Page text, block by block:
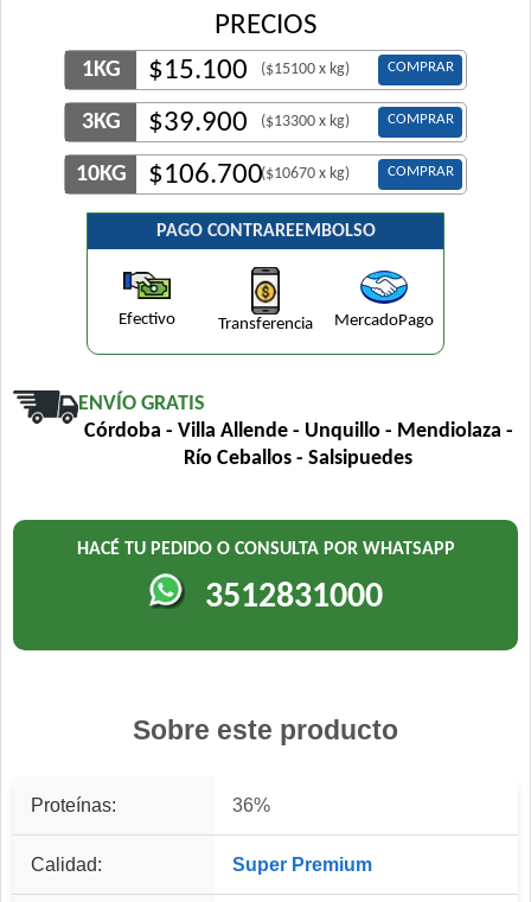
PRECIOS
1KG $15.100 ($15100 x kg) COMPRAR
3KG $39.900 ($13300 x kg) COMPRAR
10KG $106.700($10670 x kg) COMPRAR
PAGO CONTRAREEMBOLSO
Efectivo Transferencia MercadoPago
ENVÍO GRATIS
Córdoba - Villa Allende - Unquillo - Mendiolaza -
Río Ceballos - Salsipuedes
HACÉ TU PEDIDO O CONSULTA POR WHATSAPP
3512831000
Sobre este producto
Proteínas: 36%
Calidad: Super Premium